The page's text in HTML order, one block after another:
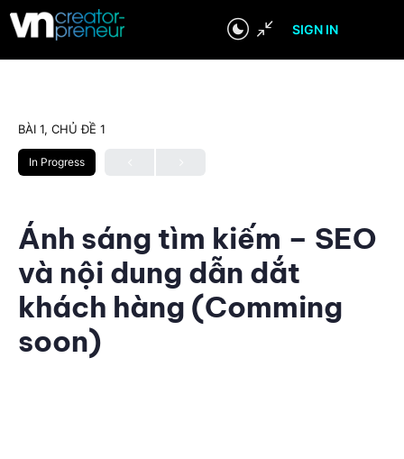
SIGN IN
BÀI 1, CHỦ ĐỀ 1
In Progress
Ánh sáng tìm kiếm – SEO
và nội dung dẫn dắt
khách hàng (Comming
soon)